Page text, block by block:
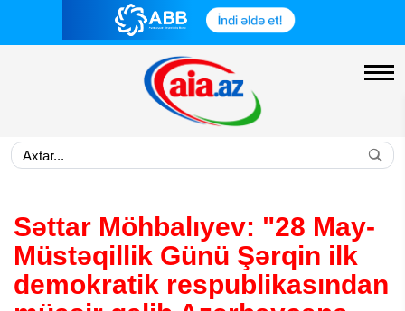
Səttar Möhbalıyev: "28 May-
Müstəqillik Günü Şərqin ilk
demokratik respublikasından